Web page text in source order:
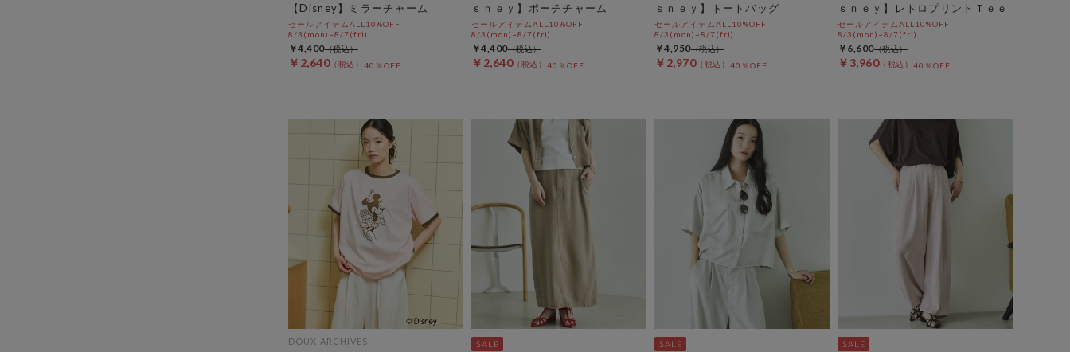
【Disney】ミラーチャーム
セールアイテムALL10%OFF
8/3(mon)~8/7(fri)
￥2,640 40％OFF
￥4,400
ｓｎｅｙ】ポーチチャーム
セールアイテムALL10%OFF
8/3(mon)~8/7(fri)
￥2,640 40％OFF
￥4,400
ｓｎｅｙ】トートバッグ
セールアイテムALL10%OFF
8/3(mon)~8/7(fri)
￥2,970 40％OFF
￥4,950
ｓｎｅｙ】レトロプリントＴｅｅ
セールアイテムALL10%OFF
8/3(mon)~8/7(fri)
￥3,960 40％OFF
￥6,600
DOUX ARCHIVES